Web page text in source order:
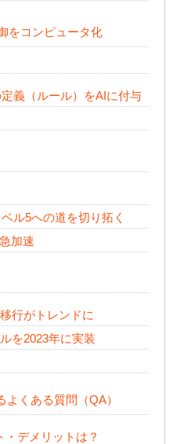
をコンピュータ化
義（ルール）をAIに付与
ル5への道を切り拓く
加速
行がトレンドに
を2023年に実装
くある質問（QA）
デメリットは？